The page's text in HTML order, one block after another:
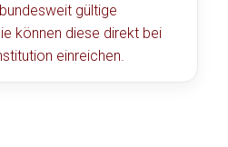
gültige
können diese direkt bei
einreichen.